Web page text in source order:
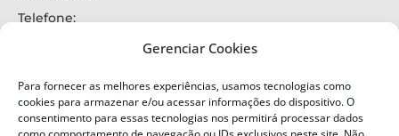
Gerenciar Cookies
Para fornecer as melhores experiências, usamos tecnologias como
cookies para armazenar e/ou acessar informações do dispositivo. O
consentimento para essas tecnologias nos permitirá processar dados
Telefone:
Alertas Defesa Civil:
SMS 40199